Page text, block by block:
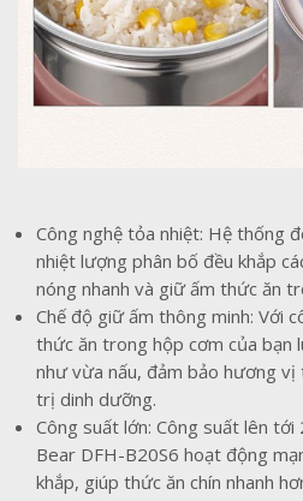
Công nghệ tỏa nhiệt: Hệ thống
nhiệt lượng phân bố đều khắp
nóng nhanh và giữ ấm thức ăn
Chế độ giữ ấm thông minh: Với
thức ăn trong hộp cơm của bạn
như vừa nấu, đảm bảo hương
trị dinh dưỡng.
Công suất lớn: Công suất lên
Bear DFH-B20S6 hoạt động
khắp, giúp thức ăn chín nhanh